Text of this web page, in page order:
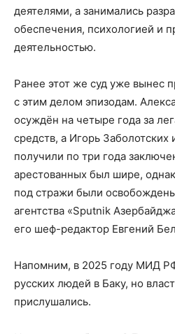
деятелями, а занимались
обеспечения, психологией и
деятельностью.
Ранее этот же суд уже вынес
с этим делом эпизодам.
осуждён на четыре года за
средств, а Игорь Заболотских
получили по три года
арестованных был шире,
под стражи были
агентства «Sputnik
его шеф-редактор Евгений
Напомним, в 2025 году МИД
русских людей в Баку, но
прислушались.